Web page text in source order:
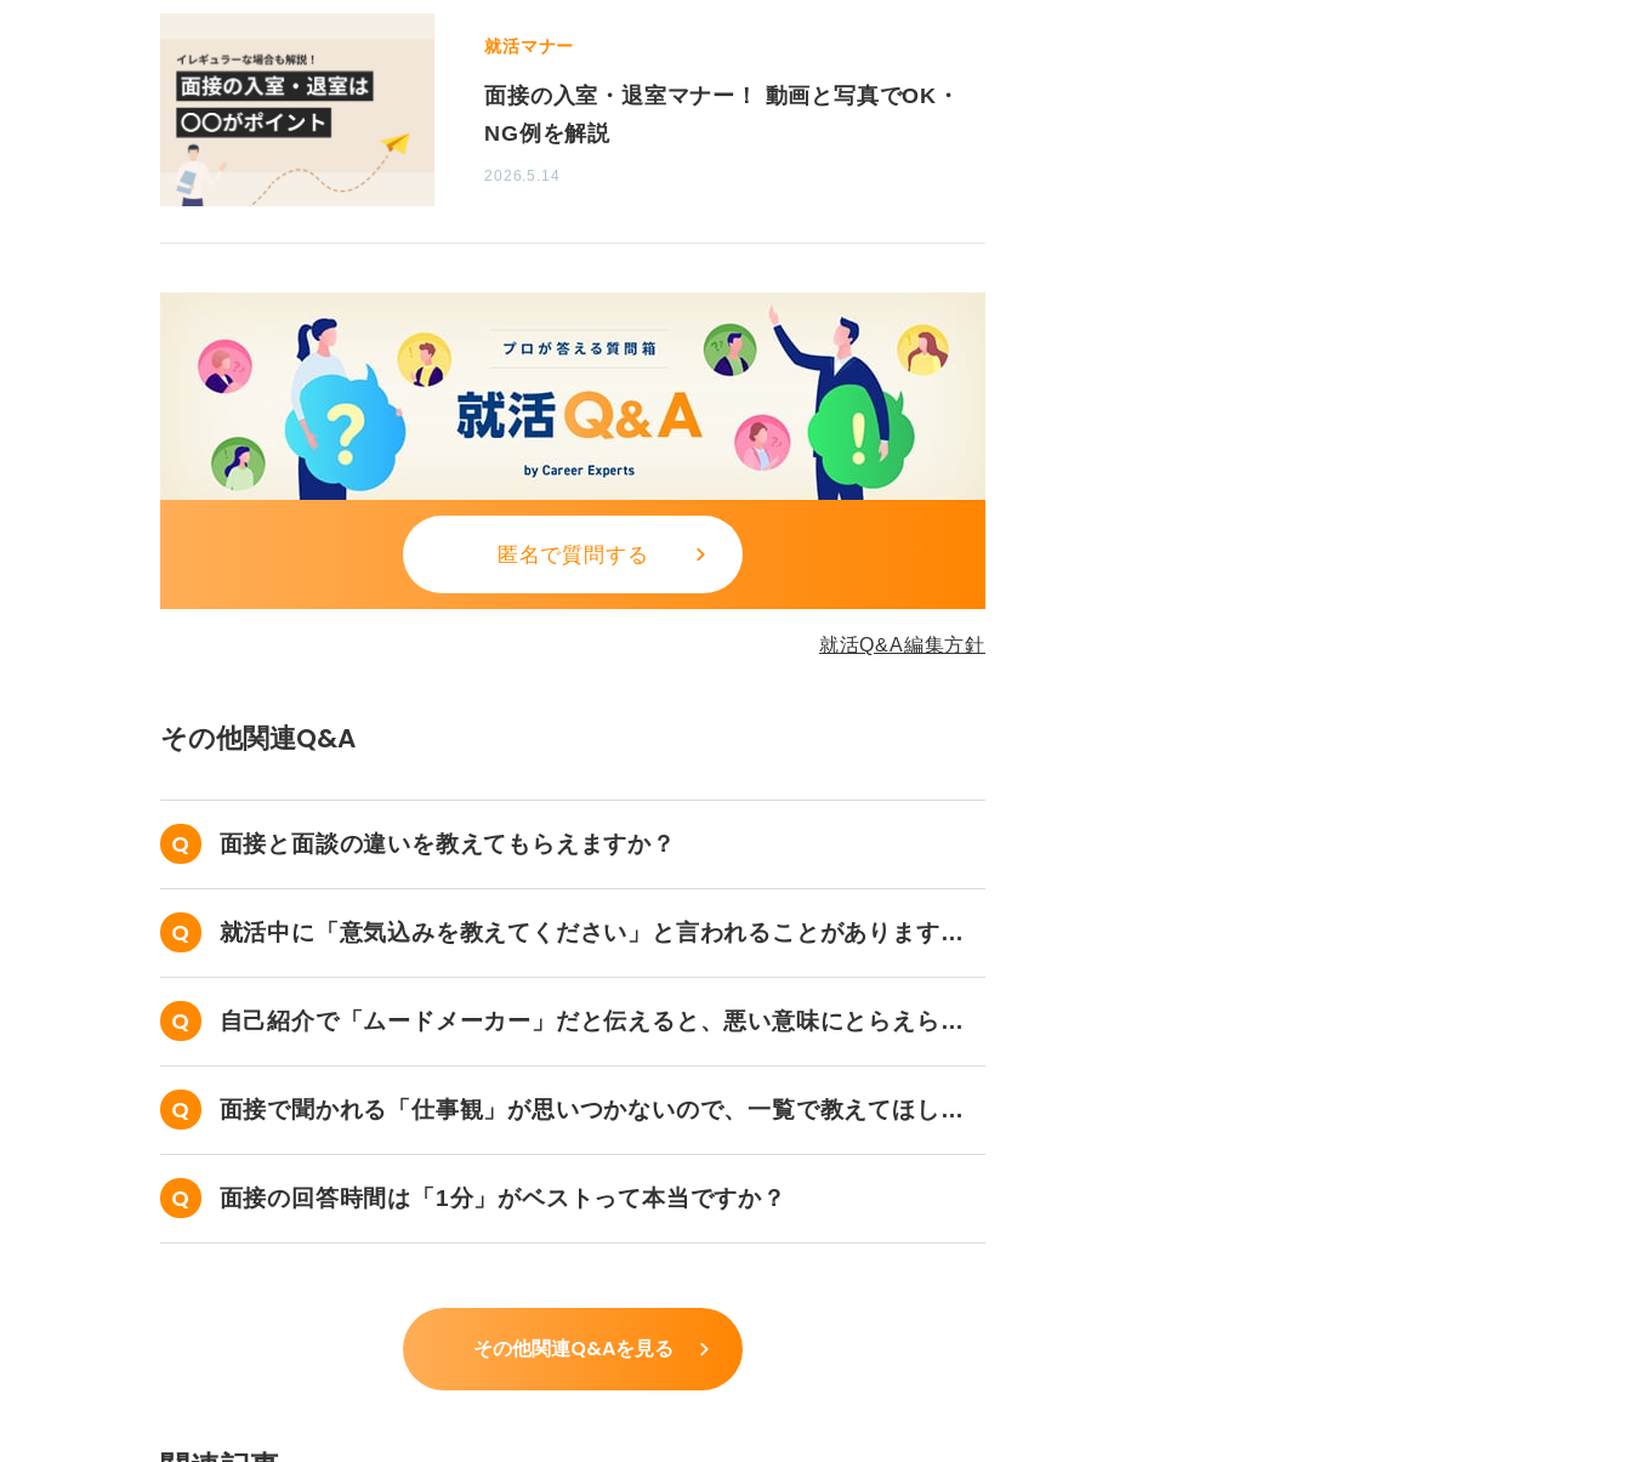
就活マナー
面接の入室・退室マナー！ 動画と写真でOK・
NG例を解説
2026.5.14
匿名で質問する
就活Q&A編集方針
その他関連Q&A
面接と面談の違いを教えてもらえますか？
就活中に「意気込みを教えてください」と言われることがあります
が、どういう意味ですか？
自己紹介で「ムードメーカー」だと伝えると、悪い意味にとらえられ
ますか？
面接で聞かれる「仕事観」が思いつかないので、一覧で教えてほしい
です。
面接の回答時間は「1分」がベストって本当ですか？
その他関連Q&Aを見る